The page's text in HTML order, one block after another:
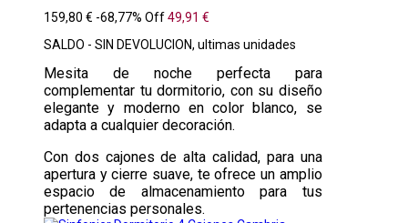
159,80 € -68,77% Off49,91 €
SALDO - SIN DEVOLUCION, ultimas unidades
Mesita de noche perfecta para
complementar tu dormitorio, con su diseño
elegante y moderno en color blanco, se
adapta a cualquier decoración.
Con dos cajones de alta calidad, para una
apertura y cierre suave, te ofrece un amplio
espacio de almacenamiento para tus
pertenencias personales.